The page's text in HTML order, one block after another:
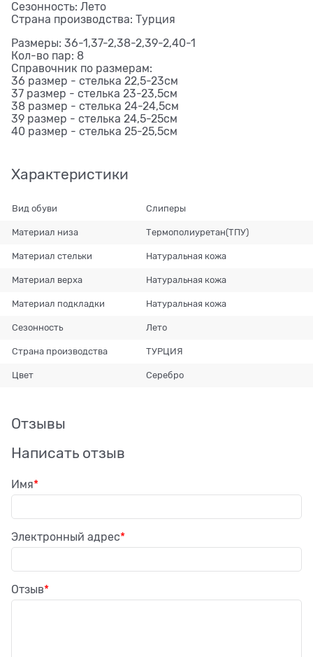
Сезонность: Лето
Страна производства: Турция
Размеры: 36-1,37-2,38-2,39-2,40-1
Кол-во пар: 8
Справочник по размерам:
36 размер - стелька 22,5-23см
37 размер - стелька 23-23,5см
38 размер - стелька 24-24,5см
39 размер - стелька 24,5-25см
40 размер - стелька 25-25,5см
Характеристики
Вид обуви Слиперы
Материал низа Термополиуретан(ТПУ)
Материал стельки Натуральная кожа
Материал верха Натуральная кожа
Материал подкладки Натуральная кожа
Сезонность Лето
Страна производства ТУРЦИЯ
Цвет Серебро
Отзывы
Написать отзыв
Имя
Электронный адрес
Отзыв